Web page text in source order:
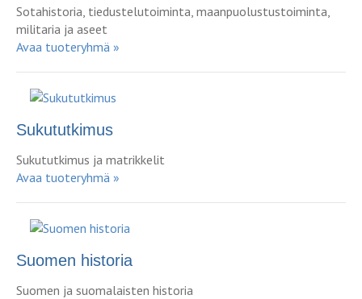
Sotahistoria, tiedustelutoiminta, maanpuolustustoiminta,
militaria ja aseet
Avaa tuoteryhmä »
Sukututkimus
Sukututkimus ja matrikkelit
Avaa tuoteryhmä »
Suomen historia
Suomen ja suomalaisten historia